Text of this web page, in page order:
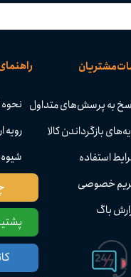
مشتریان
به پرسش‌های متداول
بازگرداندن کالا
استفاده
خصوصی
باگ